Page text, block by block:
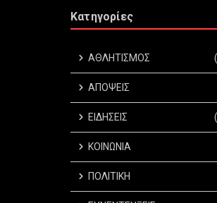
Κατηγορίες
ΑΘΛΗΤΙΣΜΟΣ
ΑΠΟΨΕΙΣ
ΕΙΔΗΣΕΙΣ
ΚΟΙΝΩΝΙΑ
ΠΟΛΙΤΙΚΗ